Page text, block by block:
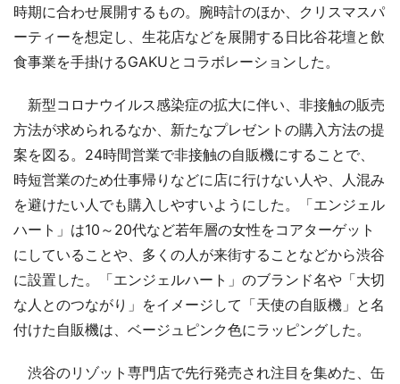
時期に合わせ展開するもの。腕時計のほか、クリスマスパ
ーティーを想定し、生花店などを展開する日比谷花壇と飲
食事業を手掛けるGAKUとコラボレーションした。
新型コロナウイルス感染症の拡大に伴い、非接触の販売
方法が求められるなか、新たなプレゼントの購入方法の提
案を図る。24時間営業で非接触の自販機にすることで、
時短営業のため仕事帰りなどに店に行けない人や、人混み
を避けたい人でも購入しやすいようにした。「エンジェル
ハート」は10～20代など若年層の女性をコアターゲット
にしていることや、多くの人が来街することなどから渋谷
に設置した。「エンジェルハート」のブランド名や「大切
な人とのつながり」をイメージして「天使の自販機」と名
付けた自販機は、ベージュピンク色にラッピングした。
渋谷のリゾット専門店で先行発売され注目を集めた、缶